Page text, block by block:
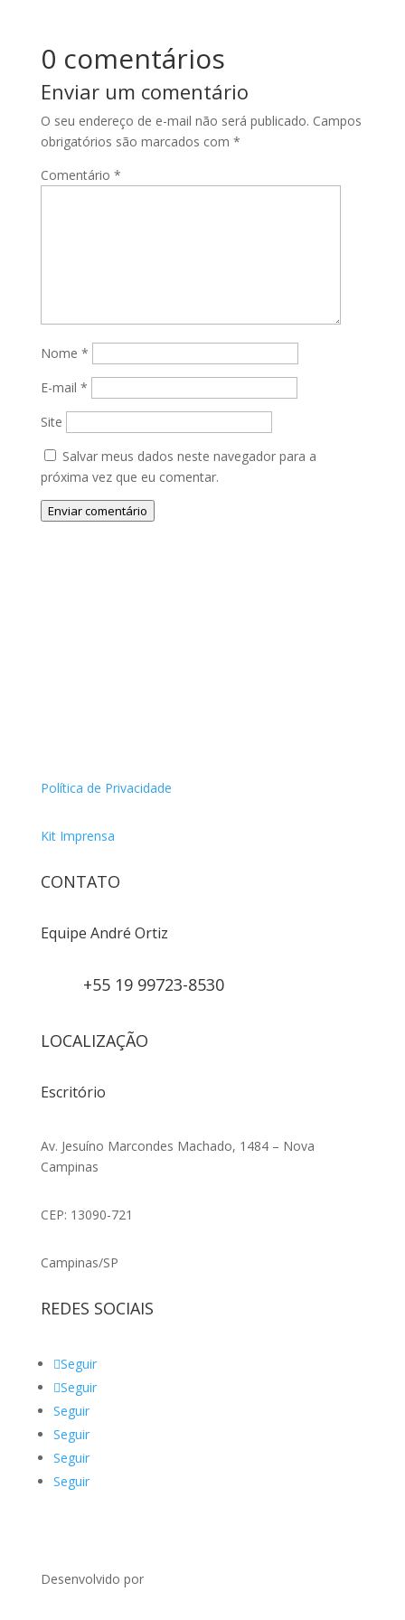
0 comentários
Enviar um comentário
O seu endereço de e-mail não será publicado. Campos
obrigatórios são marcados com *
Comentário *
Nome *
E-mail *
Site
Salvar meus dados neste navegador para a
próxima vez que eu comentar.
Enviar comentário
Política de Privacidade
Kit Imprensa
CONTATO
Equipe André Ortiz
+55 19 99723-8530
LOCALIZAÇÃO
Escritório
Av. Jesuíno Marcondes Machado, 1484 – Nova
Campinas
CEP: 13090-721
Campinas/SP
REDES SOCIAIS
Seguir
Seguir
Seguir
Seguir
Seguir
Seguir
Desenvolvido por